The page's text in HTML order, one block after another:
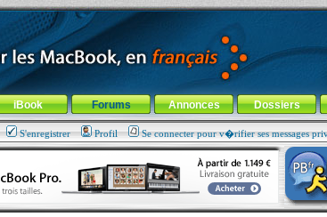
la rubrique
iBook Forums Annonces Dossiers
S'enregistrer Profil Se connecter pour v�rifier ses messages